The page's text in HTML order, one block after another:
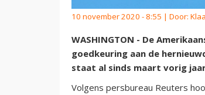
10 november 2020 - 8:55 | Door:
WASHINGTON - De
goedkeuring aan de
staat al sinds maart vorig
Volgens persbureau Reuters